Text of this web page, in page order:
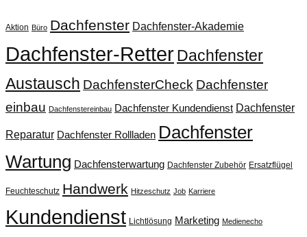
Aktion Büro Dachfenster Dachfenster-Akademie
Dachfenster-RetterDachfenster
Austausch DachfensterCheck Dachfenster
einbau Dachfenstereinbau Dachfenster Kundendienst Dachfenster
Reparatur Dachfenster Rollladen Dachfenster
Wartung Dachfensterwartung Dachfenster Zubehör Ersatzflügel
Feuchteschutz Handwerk Hitzeschutz Job Karriere
Kundendienst Lichtlösung Marketing Medienecho